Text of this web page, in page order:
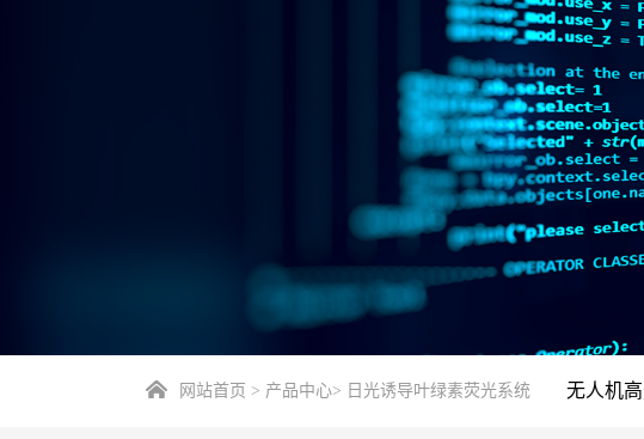
网站首页 > 产品中心> 日光诱导叶绿素荧光系统 无人机